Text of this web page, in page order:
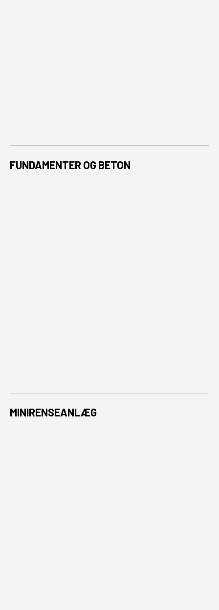
FUNDAMENTER OG BETON
MINIRENSEANLÆG